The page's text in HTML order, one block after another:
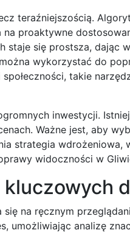
teraźniejszością.
proaktywne
staje się prostsza, dając
wykorzystać do
takie
inwestycji.
Ważne jest, aby
strategia wdrożeniowa,
widoczności w
kluczowych
na ręcznym
umożliwiając analizę